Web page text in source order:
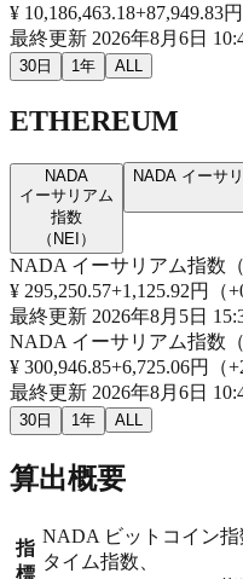
¥ 10,186,463.18+87,949.83
最終更新 2026年8月6日
30日 1年 ALL
ETHEREUM
NADA
イーサリアム
指数
（ NEI ）
NADA イーサ
NADA イーサリアム指数（
¥ 295,250.57+1,125.92円（
最終更新 2026年8月5日
NADA イーサリアム指数
¥ 300,946.85+6,725.06円（
最終更新 2026年8月6日
30日 1年 ALL
算出概要
指
標
NADA ビットコイン
タイム指数、